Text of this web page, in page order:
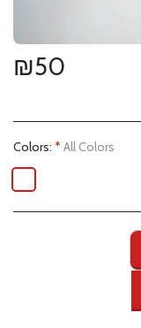
₪50
Colors: * All Colors